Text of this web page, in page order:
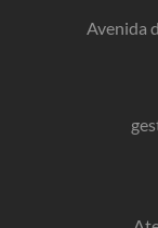
Avenida